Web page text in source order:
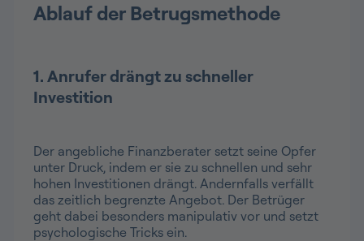
Ablauf der Betrugsmethode
1. Anrufer drängt zu schneller
Investition
Der angebliche Finanzberater setzt seine Opfer
unter Druck, indem er sie zu schnellen und sehr
hohen Investitionen drängt. Andernfalls verfällt
das zeitlich begrenzte Angebot. Der Betrüger
geht dabei besonders manipulativ vor und setzt
psychologische Tricks ein.